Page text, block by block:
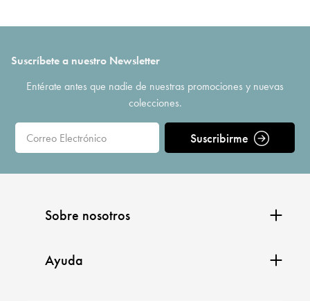
Suscríbete a nuestro Newsletter
Entérate antes que nadie de nuestras promociones y nuevas
colecciones.
Suscribirme
Sobre nosotros
Ayuda